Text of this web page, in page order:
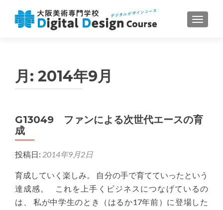
ナビゲ
月: 2014年9月
G13049 ファンによる次世代エースの育
成
投稿日: 2014年9月2日
育成していく楽しみ。 自分の手で育てていったという
達成感。 これを上手くビジネスにつなげているの
は、 私が中学生のとき（はるか17年前）に登場した